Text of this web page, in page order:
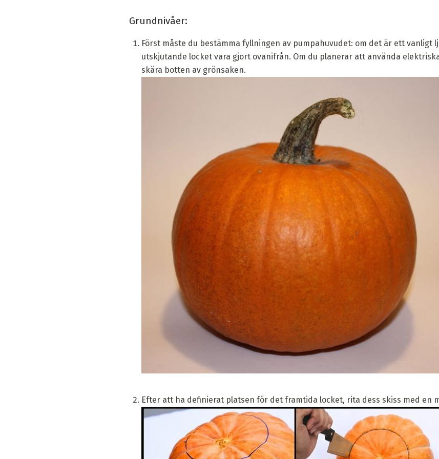
Grundnivåer:
Först måste du bestämma fyllningen av pumpahuvudet: om det är ett vanligt
utskjutande locket vara gjort ovanifrån. Om du planerar att använda
skära botten av grönsaken.
Efter att ha definierat platsen för det framtida locket, rita dess skiss med en